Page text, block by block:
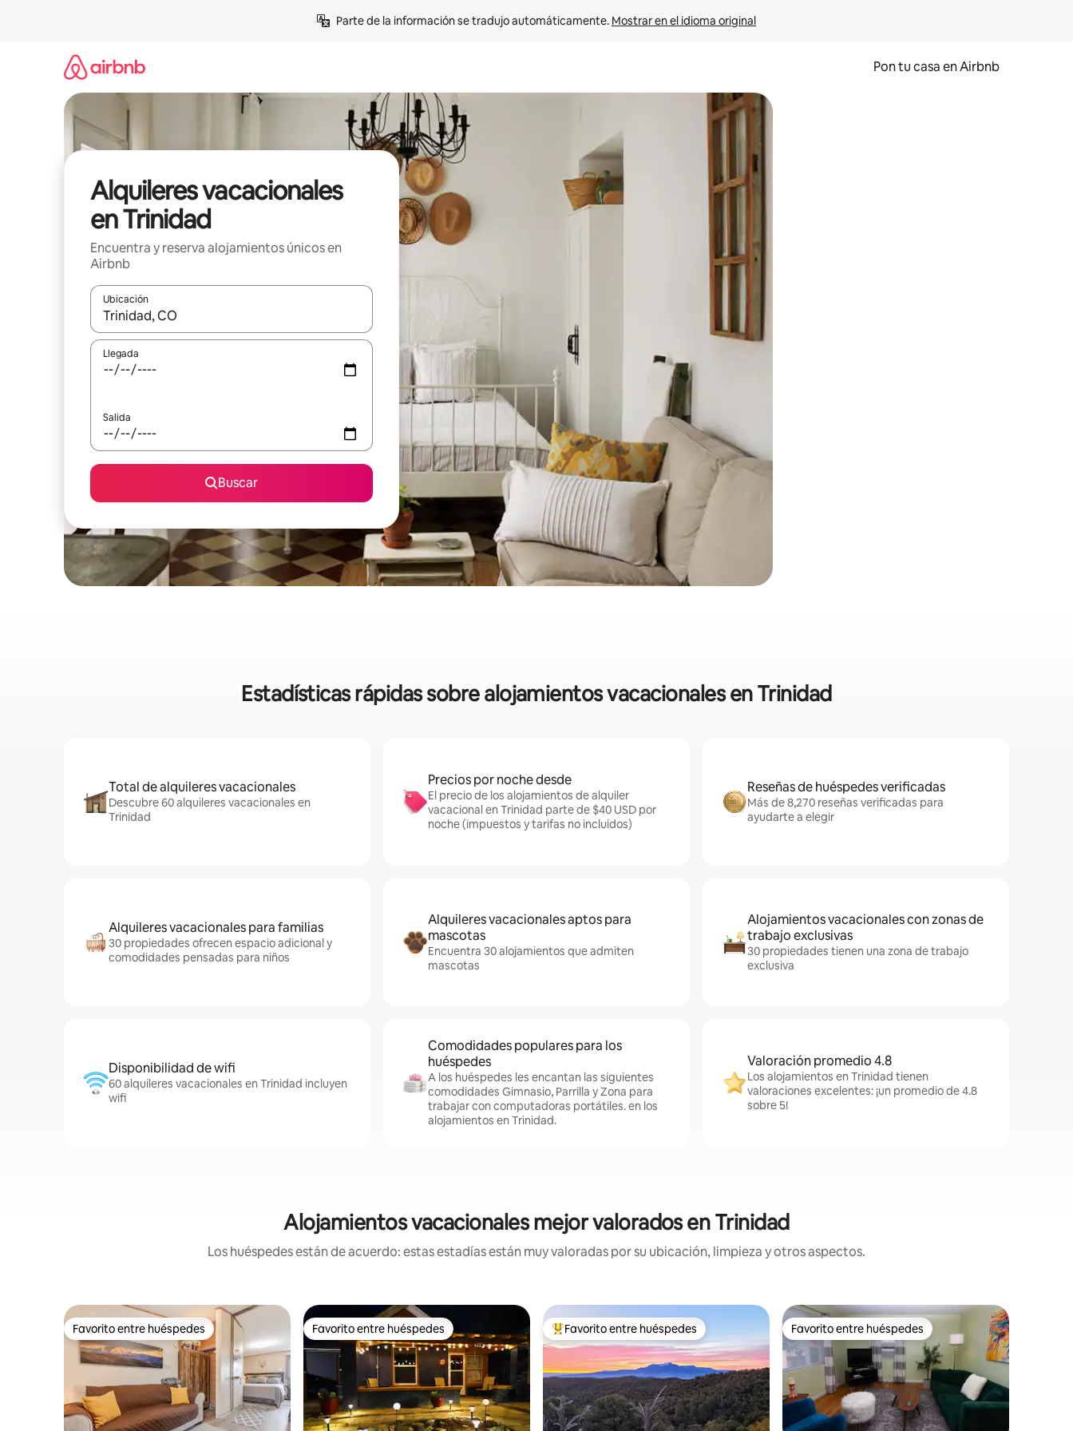
Parte de la información se tradujo automáticamente. Mostrar en el idioma original
Pon tu casa en Airbnb
Alquileres vacacionales
en Trinidad
Encuentra y reserva alojamientos únicos en
Airbnb
Ubicación
Cuando los resultados estén disponibles, navega con las teclas de flecha hacia arriba y hacia abajo o explora con el tacto o desliza el dedo.
Llegada
Salida
Buscar
Estadísticas rápidas sobre alojamientos vacacionales en Trinidad
Total de alquileres vacacionales
Descubre 60 alquileres vacacionales en
Trinidad
Precios por noche desde
El precio de los alojamientos de alquiler
vacacional en Trinidad parte de $40 USD por
noche (impuestos y tarifas no incluidos)
Reseñas de huéspedes verificadas
Más de 8,270 reseñas verificadas para
ayudarte a elegir
Alquileres vacacionales para familias
30 propiedades ofrecen espacio adicional y
comodidades pensadas para niños
Alquileres vacacionales aptos para
mascotas
Encuentra 30 alojamientos que admiten
mascotas
Alojamientos vacacionales con zonas de
trabajo exclusivas
30 propiedades tienen una zona de trabajo
exclusiva
Disponibilidad de wifi
60 alquileres vacacionales en Trinidad incluyen
wifi
Comodidades populares para los
huéspedes
A los huéspedes les encantan las siguientes
comodidades Gimnasio, Parrilla y Zona para
trabajar con computadoras portátiles. en los
alojamientos en Trinidad.
Valoración promedio 4.8
Los alojamientos en Trinidad tienen
valoraciones excelentes: ¡un promedio de 4.8
sobre 5!
Alojamientos vacacionales mejor valorados en Trinidad
Los huéspedes están de acuerdo: estas estadías están muy valoradas por su ubicación, limpieza y otros aspectos.
Favorito entre huéspedes
Favorito entre huéspedes Favorito entre huéspedes
Favorito entre huéspedes Favorito entre huéspedes preferido
Favorito entre huéspedes Favorito entre huéspedes
Favorito entre huéspedes